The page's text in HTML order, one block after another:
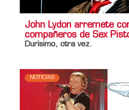
John Lydon arremete
compañeros de Sex
Durísimo, otra vez.
NOTICIAS